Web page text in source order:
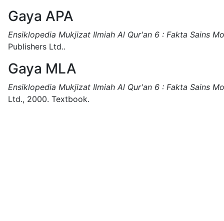
Gaya APA
Ensiklopedia Mukjizat Ilmiah Al Qur'an 6 : Fakta Sains
Publishers Ltd..
Gaya MLA
Ensiklopedia Mukjizat Ilmiah Al Qur'an 6 : Fakta Sains
Ltd., 2000. Textbook.